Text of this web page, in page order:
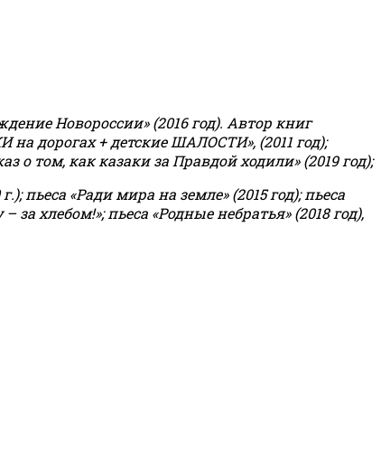
Новороссии» (2016 год). Автор книг
на дорогах + детские ШАЛОСТИ», (2011 год);
о том, как казаки за Правдой ходили» (2019 год);
пьеса «Ради мира на земле» (2015 год); пьеса
– за хлебом!»;пьеса «Родные небратья» (2018 год),